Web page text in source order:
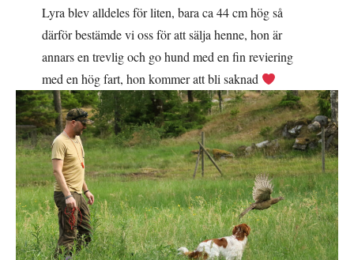
Lyra blev alldeles för liten, bara ca 44 cm hög så
därför bestämde vi oss för att sälja henne, hon är
annars en trevlig och go hund med en fin reviering
med en hög fart, hon kommer att bli saknad